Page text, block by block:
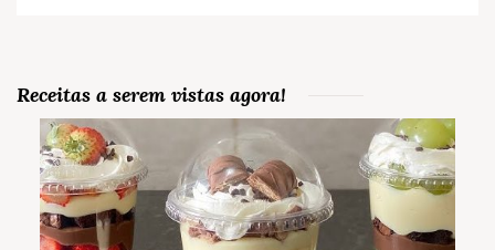
Receitas a serem vistas agora!